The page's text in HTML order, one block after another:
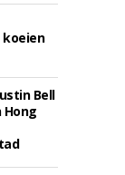
koeien
Bell